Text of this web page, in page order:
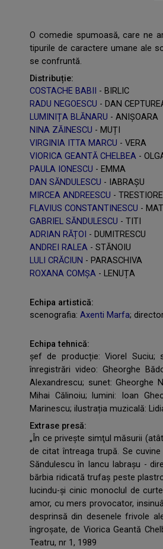
O comedie spumoasă, care ne
tipurile de caractere umane ale
se confruntă.
Distribuție:
COSTACHE BABII
- BIRLIC
RADU NEGOESCU - DAN
LUMINIȚA BLĂNARU - ANIȘOARA
NINA ZĂINESCU - MUȚI
VIRGINIA ITTA MARCU - VERA
VIORICA GEANTĂ CHELBEA -
PAULA IONESCU - EMMA
DAN SĂNDULESCU - IABRAȘU
MIRCEA ANDREESCU -
FLAVIUS CONSTANTINESCU -
GABRIEL SĂNDULESCU - TITI
ADRIAN RĂȚOI - DUMITRESCU
ANDREI RALEA - STĂNOIU
LULI CRĂCIUN - PARASCHIVA
ROXANA COMȘA - LENUȚA
Echipa artistică:
scenografia: Axenti Marfa;
Echipa tehnică:
șef de producție: Viorel Suciu;
înregistrări video: Gheorghe
Alexandrescu; sunet: Gheorghe
Mihai Călinoiu; lumini: Ioan
Marinescu; ilustrația muzicală:
Extrase presă:
„În ce priveşte simţul măsurii
de citat întreaga trupă. Se
Săndulescu în Iancu Iabrașu -
bărbia ridicată trufaş peste
lucindu-şi cinic monoclul de
amor, cu mers provocator,
desprinsă din desenele frivole
îngroşate, de Viorica Geantă
Teatru, nr 1, 1989